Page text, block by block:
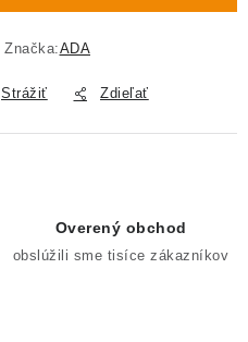
Značka:ADA
Strážiť Zdieľať
Overený obchod
obslúžili sme tisíce zákazníkov